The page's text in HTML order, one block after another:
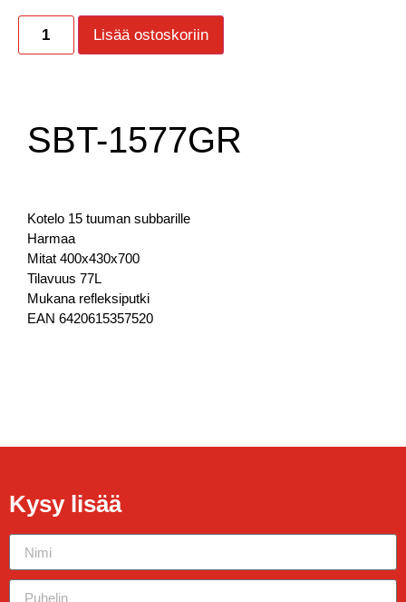
Lisää ostoskoriin
SBT-1577GR
Kotelo 15 tuuman subbarille
Harmaa
Mitat 400x430x700
Tilavuus 77L
Mukana refleksiputki
EAN 6420615357520
Kysy lisää